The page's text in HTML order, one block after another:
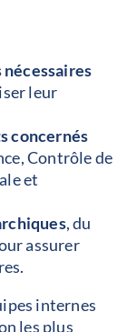
leur
concernés
Contrôle de
et
, du
assurer
internes
les plus